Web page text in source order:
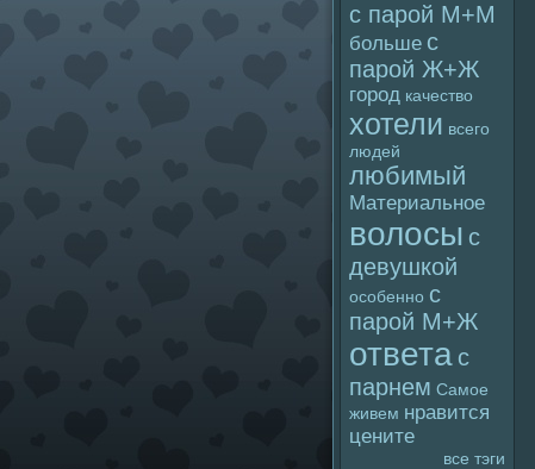
с паpoй М+М
больше с
паpoй Ж+Ж
гоpoд качество
хотели всего
людей
любимый
Материальное
волoсы с
девушкой
особенно с
паpoй М+Ж
ответа с
парнем Самое
живем нравится
цените
все тэги